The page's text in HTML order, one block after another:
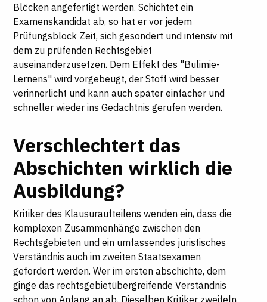
Blöcken angefertigt werden. Schichtet ein
Examenskandidat ab, so hat er vor jedem
Prüfungsblock Zeit, sich gesondert und intensiv mit
dem zu prüfenden Rechtsgebiet
auseinanderzusetzen. Dem Effekt des "Bulimie-
Lernens" wird vorgebeugt, der Stoff wird besser
verinnerlicht und kann auch später einfacher und
schneller wieder ins Gedächtnis gerufen werden.
Verschlechtert das
Abschichten wirklich die
Ausbildung?
Kritiker des Klausuraufteilens wenden ein, dass die
komplexen Zusammenhänge zwischen den
Rechtsgebieten und ein umfassendes juristisches
Verständnis auch im zweiten Staatsexamen
gefordert werden. Wer im ersten abschichte, dem
ginge das rechtsgebietübergreifende Verständnis